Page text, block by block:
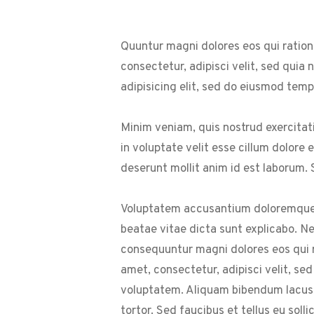
Quuntur magni dolores eos qui
consectetur, adipisci velit, sed quia
adipisicing elit, sed do eiusmod
Minim veniam, quis nostrud
in voluptate velit esse cillum dolore
deserunt mollit anim id est
Voluptatem accusantium
beatae vitae dicta sunt explicabo.
consequuntur magni dolores eos
amet, consectetur, adipisci velit,
voluptatem. Aliquam bibendum